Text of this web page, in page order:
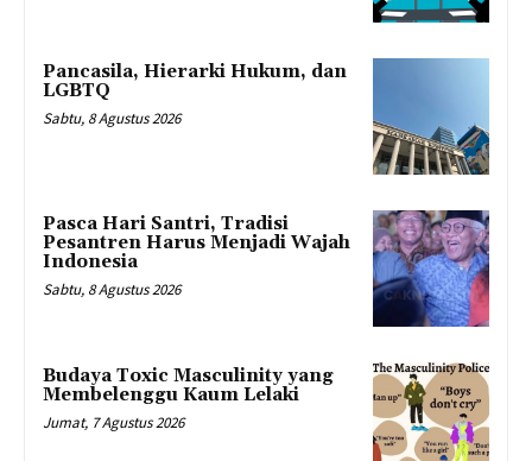
Pancasila, Hierarki Hukum, dan
LGBTQ
Sabtu, 8 Agustus 2026
Pasca Hari Santri, Tradisi
Pesantren Harus Menjadi Wajah
Indonesia
Sabtu, 8 Agustus 2026
Budaya Toxic Masculinity yang
Membelenggu Kaum Lelaki
Jumat, 7 Agustus 2026